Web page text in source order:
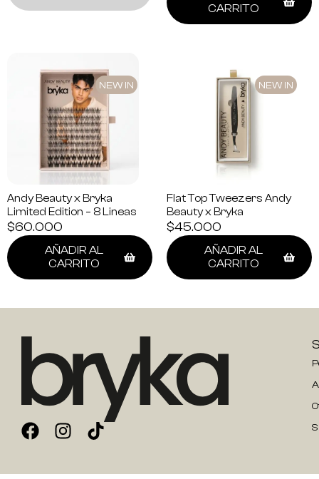
CARRITO
NEW IN
Andy Beauty x Bryka
Limited Edition – 8 Lineas
$60.000
AÑADIR AL
CARRITO
NEW IN
Flat Top Tweezers Andy
Beauty x Bryka
$45.000
AÑADIR AL
CARRITO